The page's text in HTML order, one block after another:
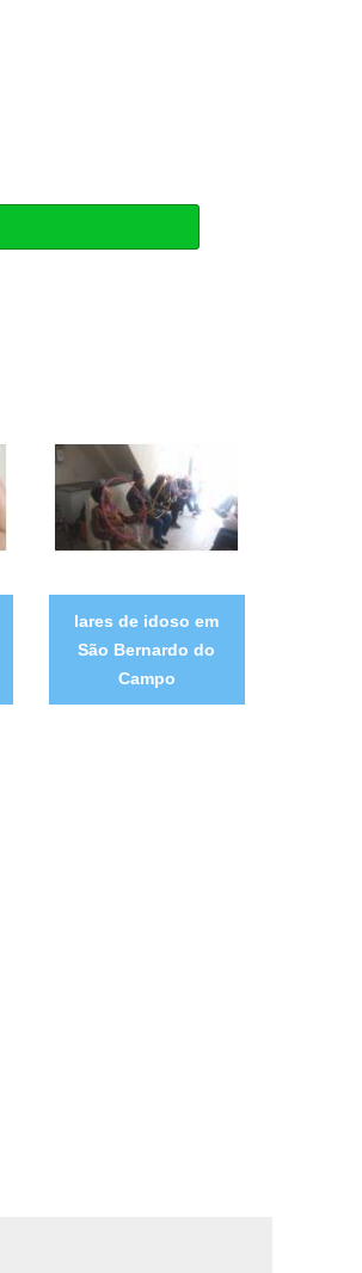
lares de idoso em
São Bernardo do
Campo